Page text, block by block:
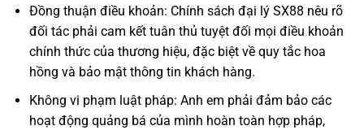
Đồng thuận điều khoản: Chính sách đại lý SX88 nêu rõ
đối tác phải cam kết tuân thủ tuyệt đối mọi điều khoản
chính thức của thương hiệu, đặc biệt về quy tắc hoa
hồng và bảo mật thông tin khách hàng.
Không vi phạm luật pháp: Anh em phải đảm bảo các
hoạt động quảng bá của mình hoàn toàn hợp pháp,